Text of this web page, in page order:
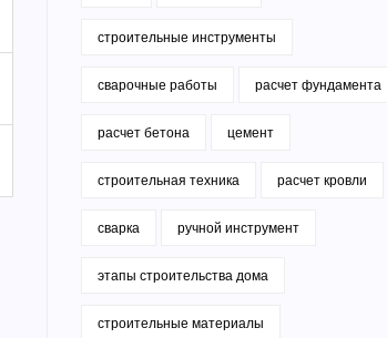
строительные инструменты
сварочные работы расчет фундамента
расчет бетона цемент
строительная техника расчет кровли
сварка ручной инструмент
этапы строительства дома
строительные материалы